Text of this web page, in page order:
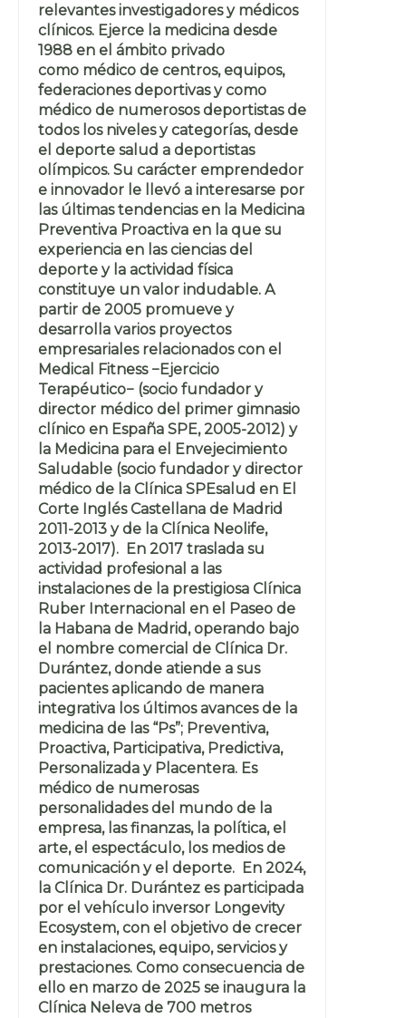
relevantes investigadores y médicos
clínicos. Ejerce la medicina desde
1988 en el ámbito privado
como médico de centros, equipos,
federaciones deportivas y como
médico de numerosos deportistas de
todos los niveles y categorías, desde
el deporte salud a deportistas
olímpicos. Su carácter emprendedor
e innovador le llevó a interesarse por
las últimas tendencias en la Medicina
Preventiva Proactiva en la que su
experiencia en las ciencias del
deporte y la actividad física
constituye un valor indudable. A
partir de 2005 promueve y
desarrolla varios proyectos
empresariales relacionados con el
Medical Fitness −Ejercicio
Terapéutico− (socio fundador y
director médico del primer gimnasio
clínico en España SPE, 2005-2012) y
la Medicina para el Envejecimiento
Saludable (socio fundador y director
médico de la Clínica SPEsalud en El
Corte Inglés Castellana de Madrid
2011-2013 y de la Clínica Neolife,
2013-2017). En 2017 traslada su
actividad profesional a las
instalaciones de la prestigiosa Clínica
Ruber Internacional en el Paseo de
la Habana de Madrid, operando bajo
el nombre comercial de Clínica Dr.
Durántez, donde atiende a sus
pacientes aplicando de manera
integrativa los últimos avances de la
medicina de las “Ps”; Preventiva,
Proactiva, Participativa, Predictiva,
Personalizada y Placentera. Es
médico de numerosas
personalidades del mundo de la
empresa, las finanzas, la política, el
arte, el espectáculo, los medios de
comunicación y el deporte. En 2024,
la Clínica Dr. Durántez es participada
por el vehículo inversor Longevity
Ecosystem, con el objetivo de crecer
en instalaciones, equipo, servicios y
prestaciones. Como consecuencia de
ello en marzo de 2025 se inaugura la
Clínica Neleva de 700 metros